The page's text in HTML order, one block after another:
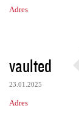
Adres
vaulted
23.01.2025
Adres